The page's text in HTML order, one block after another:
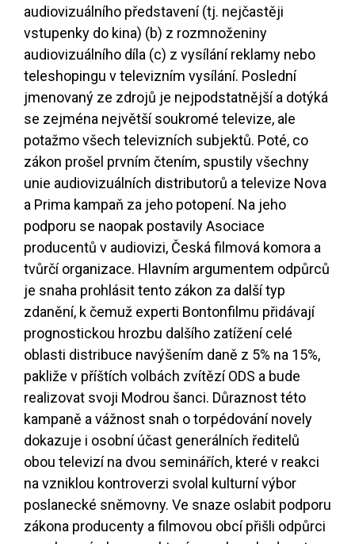
audiovizuálního představení (tj. nejčastěji
vstupenky do kina) (b) z rozmnoženiny
audiovizuálního díla (c) z vysílání reklamy nebo
teleshopingu v televizním vysílání. Poslední
jmenovaný ze zdrojů je nejpodstatnější a dotýká
se zejména největší soukromé televize, ale
potažmo všech televizních subjektů. Poté, co
zákon prošel prvním čtením, spustily všechny
unie audiovizuálních distributorů a televize Nova
a Prima kampaň za jeho potopení. Na jeho
podporu se naopak postavily Asociace
producentů v audiovizi, Česká filmová komora a
tvůrčí organizace. Hlavním argumentem odpůrců
je snaha prohlásit tento zákon za další typ
zdanění, k čemuž experti Bontonfilmu přidávají
prognostickou hrozbu dalšího zatížení celé
oblasti distribuce navýšením daně z 5% na 15%,
pakliže v příštích volbách zvítězí ODS a bude
realizovat svoji Modrou šanci. Důraznost této
kampaně a vážnost snah o torpédování novely
dokazuje i osobní účast generálních ředitelů
obou televizí na dvou seminářích, které v reakci
na vzniklou kontroverzi svolal kulturní výbor
poslanecké sněmovny. Ve snaze oslabit podporu
zákona producenty a filmovou obcí přišli odpůrci